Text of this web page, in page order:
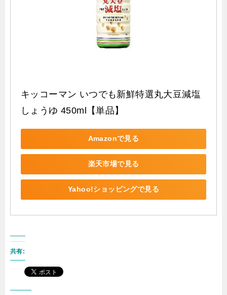
キッコーマン いつでも新鮮特選丸大豆減塩
しょうゆ 450ml【単品】
Amazonで見る
楽天市場で見る
Yahoo!ショッピングで見る
共有: